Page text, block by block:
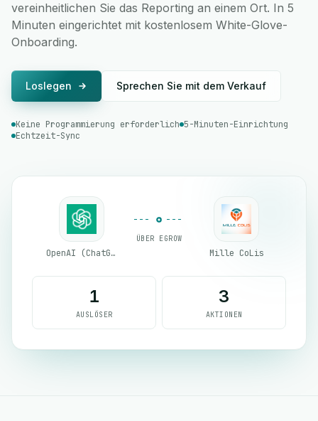
vereinheitlichen Sie das Reporting an einem Ort. In 5
Minuten eingerichtet mit kostenlosem White-Glove-
Onboarding.
Loslegen Sprechen Sie mit dem Verkauf
Keine Programmierung erforderlich 5-Minuten-Einrichtung
Echtzeit-Sync
OpenAI (ChatGPT)
ÜBER EGROW
Mille CoLis
1
AUSLÖSER
3
AKTIONEN